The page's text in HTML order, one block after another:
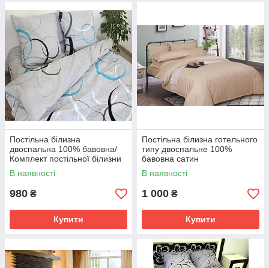
Постільна білизна
двоспальна 100% бавовна/
Комплект постільної білизни
Бязь gold люкс
В наявності
980 ₴
Купити
Постільна білизна готельного
типу двоспальне 100%
бавовна сатин
В наявності
1 000 ₴
Купити